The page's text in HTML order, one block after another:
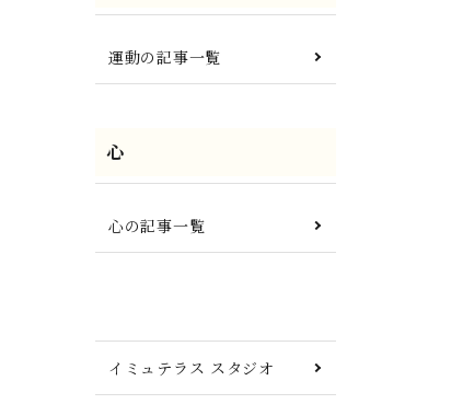
運動の記事一覧
心
心の記事一覧
イミュテラス スタジオ